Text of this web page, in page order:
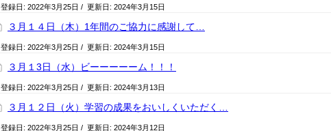
登録日: 2022年3月25日 / 更新日: 2024年3月15日
３月１４日（木）1年間のご協力に感謝して…
登録日: 2022年3月25日 / 更新日: 2024年3月15日
３月１3日（水）ビーーーーーム！！！
登録日: 2022年3月25日 / 更新日: 2024年3月13日
３月１２日（火）学習の成果をおいしくいただく…
登録日: 2022年3月25日 / 更新日: 2024年3月12日